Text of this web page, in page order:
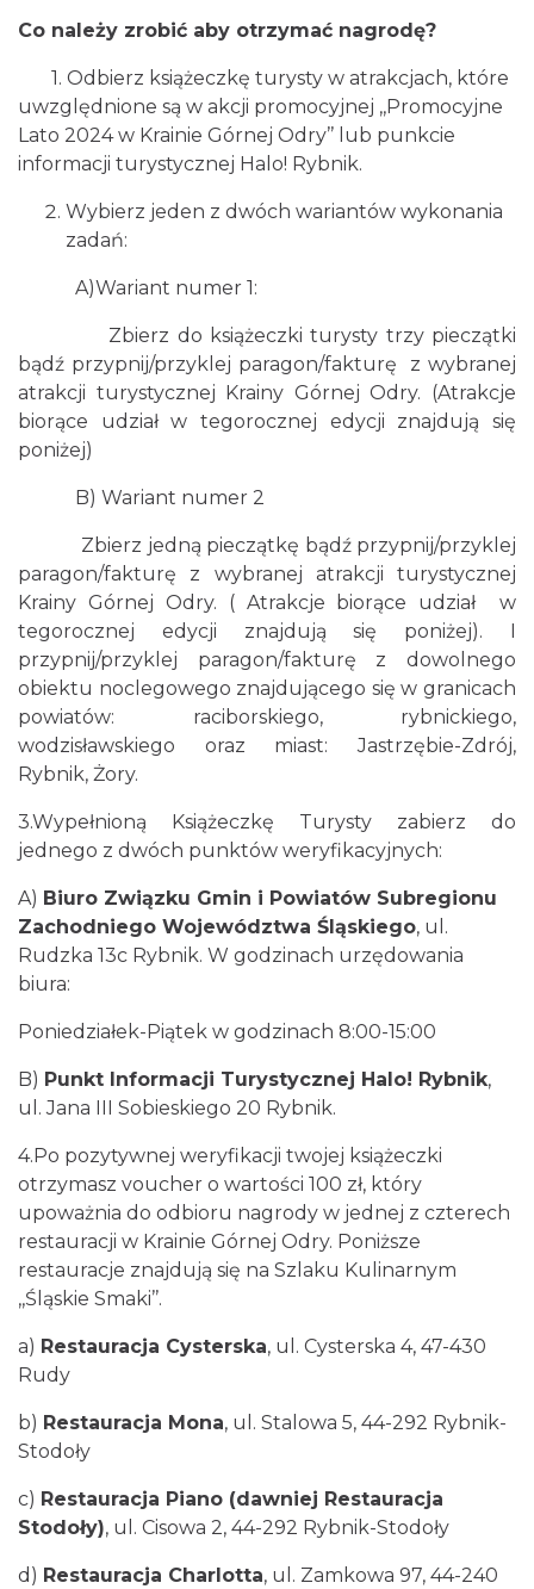
Co należy zrobić aby otrzymać nagrodę?
1. Odbierz książeczkę turysty w atrakcjach, które
uwzględnione są w akcji promocyjnej ,,Promocyjne
Lato 2024 w Krainie Górnej Odry’’ lub punkcie
informacji turystycznej Halo! Rybnik.
Wybierz jeden z dwóch wariantów wykonania
zadań:
A)Wariant numer 1:
Zbierz do książeczki turysty trzy pieczątki
bądź przypnij/przyklej paragon/fakturę z wybranej
atrakcji turystycznej Krainy Górnej Odry. (Atrakcje
biorące udział w tegorocznej edycji znajdują się
poniżej)
B) Wariant numer 2
Zbierz jedną pieczątkę bądź przypnij/przyklej
paragon/fakturę z wybranej atrakcji turystycznej
Krainy Górnej Odry. ( Atrakcje biorące udział w
tegorocznej edycji znajdują się poniżej). I
przypnij/przyklej paragon/fakturę z dowolnego
obiektu noclegowego znajdującego się w granicach
powiatów: raciborskiego, rybnickiego,
wodzisławskiego oraz miast: Jastrzębie-Zdrój,
Rybnik, Żory.
3.Wypełnioną Książeczkę Turysty zabierz do
jednego z dwóch punktów weryfikacyjnych:
A) Biuro Związku Gmin i Powiatów Subregionu
Zachodniego Województwa Śląskiego, ul.
Rudzka 13c Rybnik. W godzinach urzędowania
biura:
Poniedziałek-Piątek w godzinach 8:00-15:00
B) Punkt Informacji Turystycznej Halo! Rybnik,
ul. Jana III Sobieskiego 20 Rybnik.
4.Po pozytywnej weryfikacji twojej książeczki
otrzymasz voucher o wartości 100 zł, który
upoważnia do odbioru nagrody w jednej z czterech
restauracji w Krainie Górnej Odry. Poniższe
restauracje znajdują się na Szlaku Kulinarnym
,,Śląskie Smaki’’.
a) Restauracja Cysterska, ul. Cysterska 4, 47-430
Rudy
b) Restauracja Mona, ul. Stalowa 5, 44-292 Rybnik-
Stodoły
c) Restauracja Piano (dawniej Restauracja
Stodoły), ul. Cisowa 2, 44-292 Rybnik-Stodoły
d) Restauracja Charlotta, ul. Zamkowa 97, 44-240